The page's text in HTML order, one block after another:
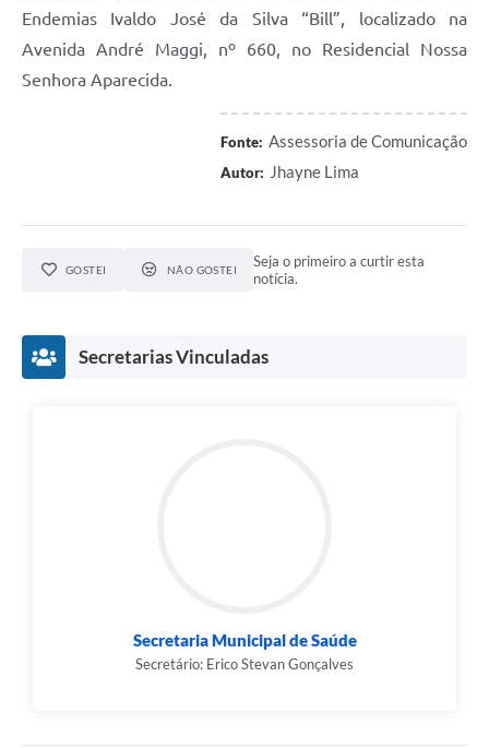
Endemias Ivaldo José da Silva “Bill”, localizado na
Avenida André Maggi, nº 660, no Residencial Nossa
Senhora Aparecida.
Fonte: Assessoria de Comunicação
Autor: Jhayne Lima
GOSTEI NÃO GOSTEI
Seja o primeiro a curtir esta
notícia.
Secretarias Vinculadas
Secretaria Municipal de Saúde
Secretário: Erico Stevan Gonçalves